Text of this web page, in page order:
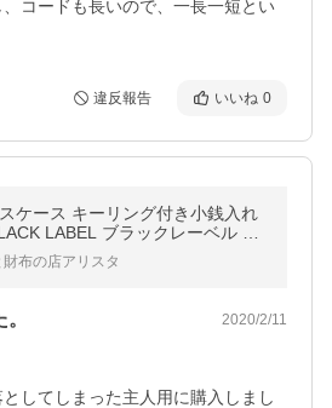
コードも長いので、一長一短とい
違反報告 いいね 0
ケース キーリング付き小銭入れ
LABEL ブラックレーベル ア
ー 0625405 動画あり
布の店アリスタ
2020/2/11
してしまった主人用に購入しまし